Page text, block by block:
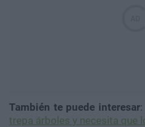
También te puede interesar:
trepa árboles y necesita que